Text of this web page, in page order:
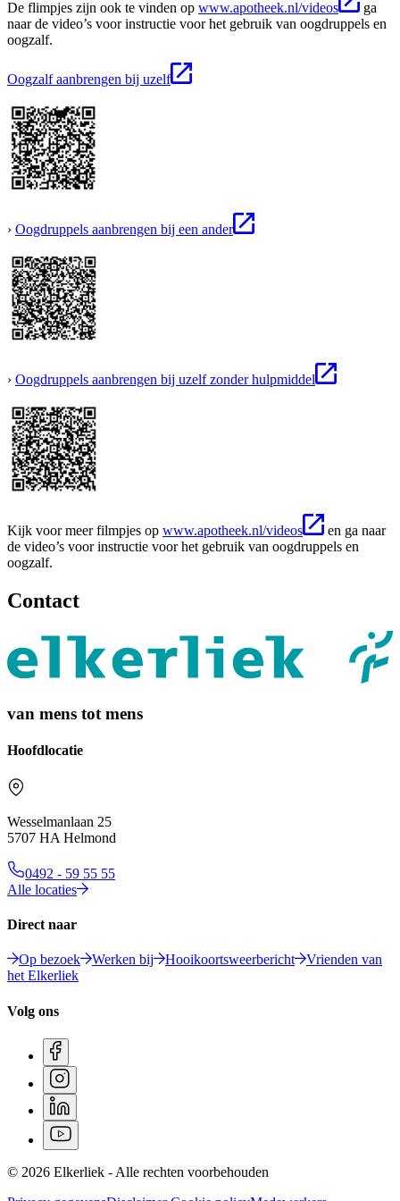
De flimpjes zijn ook te vinden op www.apotheek.nl/videos
ga
naar de video’s voor instructie voor het gebruik van oogdruppels en
oogzalf.
Oogzalf aanbrengen bij uzelf
› Oogdruppels aanbrengen bij een ander
› Oogdruppels aanbrengen bij uzelf zonder hulpmiddel
Kijk voor meer filmpjes op www.apotheek.nl/videos
en ga naar
de video’s voor instructie voor het gebruik van oogdruppels en
oogzalf.
Contact
van mens tot mens
Hoofdlocatie
Wesselmanlaan 25
5707 HA Helmond
0492 - 59 55 55
Alle locaties
Direct naar
Op bezoek Werken bij Hooikoortsweerbericht
Vrienden van
het Elkerliek
Volg ons
© 2026 Elkerliek - Alle rechten voorbehouden